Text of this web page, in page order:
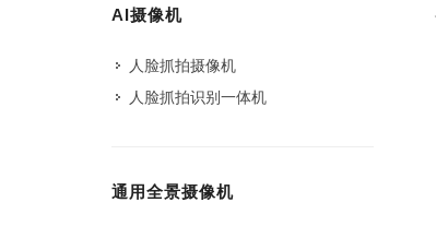
AI摄像机
人脸抓拍摄像机
人脸抓拍识别一体机
通用全景摄像机